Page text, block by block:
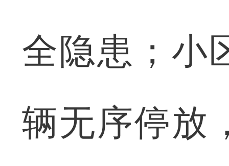
全隐患；小
辆无序停放